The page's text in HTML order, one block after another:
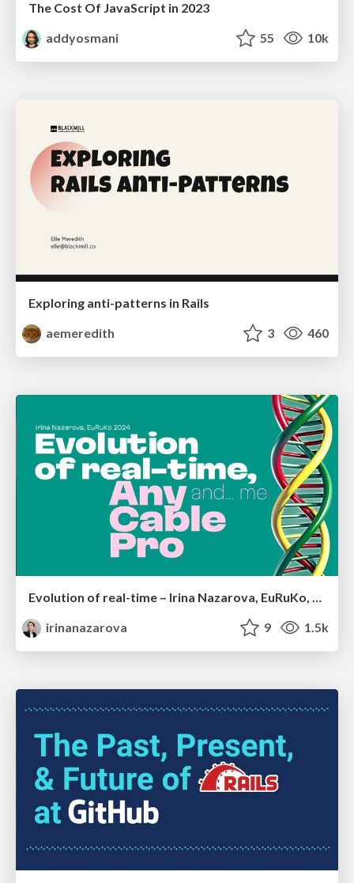
The Cost Of JavaScript in 2023
addyosmani
55 10k
Exploring anti-patterns in Rails
aemeredith
3 460
Evolution of real-time – Irina Nazarova, EuRuKo, 2024
irinanazarova
9 1.5k